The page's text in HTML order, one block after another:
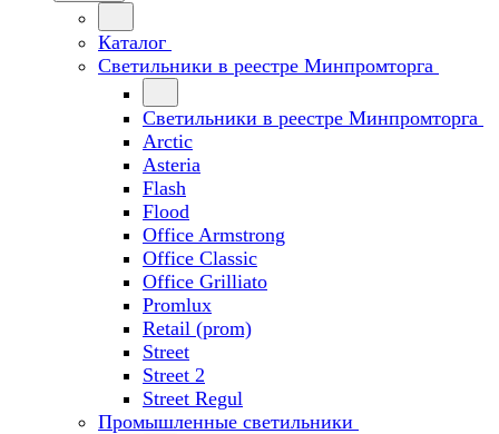
Каталог
Светильники в реестре Минпромторга
Светильники в реестре Минпромторга
Arctic
Asteria
Flash
Flood
Office Armstrong
Office Classic
Office Grilliato
Promlux
Retail (prom)
Street
Street 2
Street Regul
Промышленные светильники